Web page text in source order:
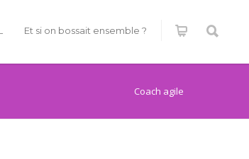
Et si on bossait ensemble ?
Coach agile